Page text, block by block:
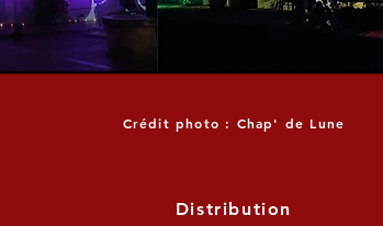
Crédit photo : Chap' de Lune
Distribution